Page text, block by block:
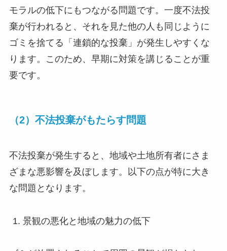
モラルの低下にもつながる問題です。一度不法投
棄が行われると、それを見た他の人も同じように
ゴミを捨てる「連鎖的な投棄」が発生しやすくな
ります。このため、早期に対策を講じることが重
要です。
（2）不法投棄がもたらす問題
不法投棄が発生すると、地域や土地所有者にさま
ざまな悪影響を及ぼします。以下の点が特に大き
な問題となります。
景観の悪化と地域の魅力の低下